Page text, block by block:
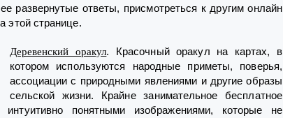
развернутые ответы, присмотреться к другим онлайн
этой странице.
Деревенский оракул. Красочный оракул на картах, в
котором используются народные приметы, поверья,
ассоциации с природными явлениями и другие образы
сельской жизни. Крайне занимательное бесплатное
интуитивно понятными изображениями, которые не